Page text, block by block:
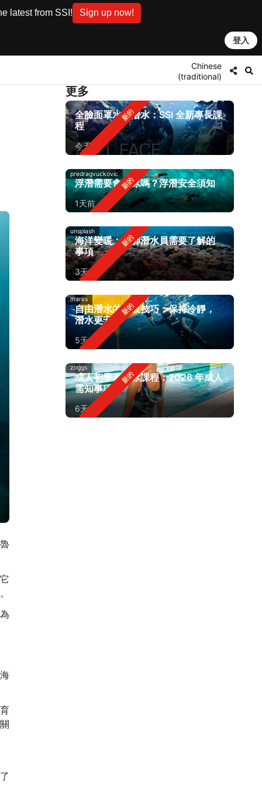
latest from SSI! Sign up now!
登入
Chinese
(traditional)
更多
全臉面罩水肺潛水：SSI 全新專長課
程
今天
predragvuckovic
浮潛需要會游泳嗎？浮潛安全須知
1天前
unsplash
海洋變暖：水肺潛水員需要了解的
事項
3天前
mares
自由潛水的呼吸技巧：保持冷靜，
潛水更安全
5天前
zoggs
成人初學者游泳課程：2026 年成人
需知事項
6天前